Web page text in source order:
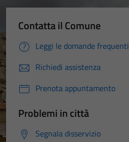
Contatta il Comune
Leggi le domande frequenti
Richiedi assistenza
Prenota appuntamento
Problemi in città
Segnala disservizio